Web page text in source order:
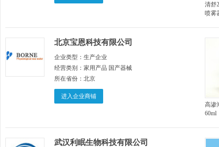
清舒
喷雾
北京宝恩科技有限公司
企业类型： 生产企业
经营类别： 家用产品 国产器械
所在省份： 北京
进入企业商铺
高渗
60ml
武汉利眠生物科技有限公司